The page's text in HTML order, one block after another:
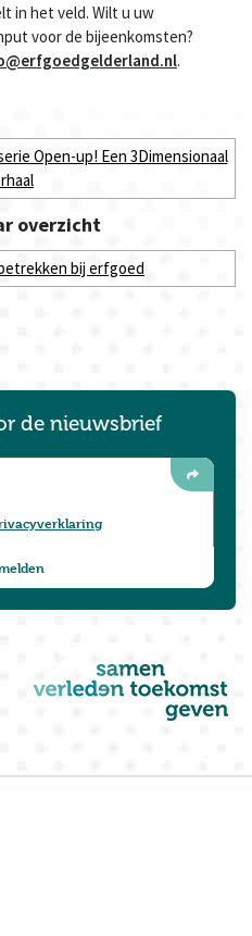
in het veld. Wilt u uw
voor de bijeenkomsten?
.
Open-up! Een 3Dimensionaal
overzicht
bij erfgoed
de nieuwsbrief